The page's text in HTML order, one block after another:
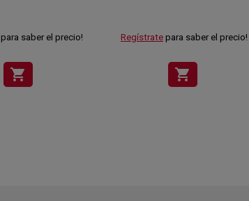
para saber el precio!
shopping_cart
Regístrate para saber el precio!
shopping_cart